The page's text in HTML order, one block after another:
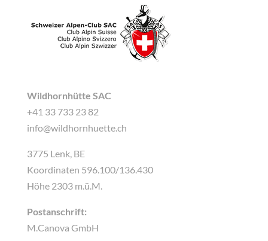
Wildhornhütte SAC
+41 33 733 23 82
info@wildhornhuette.ch
3775 Lenk, BE
Koordinaten 596.100/136.430
Höhe 2303 m.ü.M.
Postanschrift:
M.Canova GmbH